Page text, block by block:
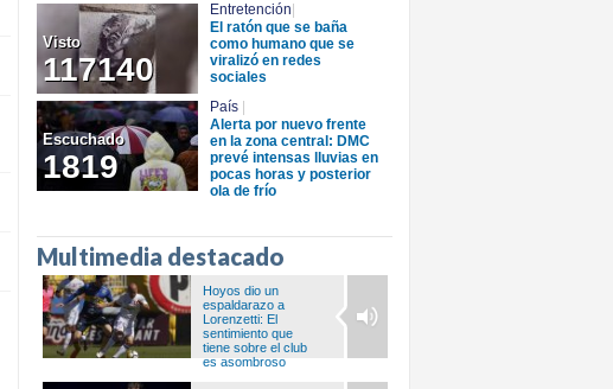
Visto
117140
Entretención
El ratón que se baña
como humano que se
viralizó en redes
sociales
Escuchado
1819
País
Alerta por nuevo frente
en la zona central: DMC
prevé intensas lluvias en
pocas horas y posterior
ola de frío
Multimedia destacado
Hoyos dio un
espaldarazo a
Lorenzetti: El
sentimiento que
tiene sobre el club
es asombroso